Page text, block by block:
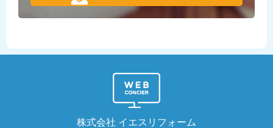
株式会社 イエスリフォーム